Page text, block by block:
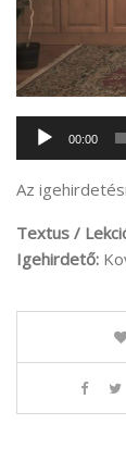
Audió
00:00
Az
Textus /
Igehirdető: